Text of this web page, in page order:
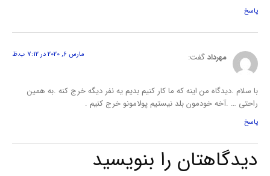
پاسخ
مهردادگفت: مارس 6, 2020 در 7:12 ب.ظ
با سلام .دیدگاه من اینه که ما کار کنیم بدیم یه نفر دیگه خرج کنه .به همین
راحتی … .آخه خودمون بلد نیستیم پولامونو خرج کنیم .
پاسخ
دیدگاهتان را بنویسید